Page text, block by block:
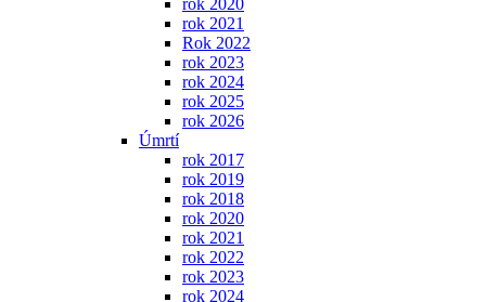
rok 2020
rok 2021
Rok 2022
rok 2023
rok 2024
rok 2025
rok 2026
Úmrtí
rok 2017
rok 2019
rok 2018
rok 2020
rok 2021
rok 2022
rok 2023
rok 2024